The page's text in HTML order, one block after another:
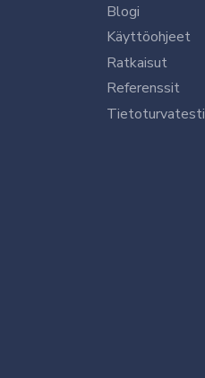
Blogi
Käyttöohjeet
Ratkaisut
Referenssit
Tietoturvatesti